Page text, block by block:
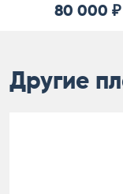
80 000 ₽
Другие